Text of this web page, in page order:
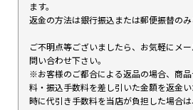
ます。
返金の方法は銀行振込または郵便振替のみ
ご不明点等ございましたら、お気軽にメ
問い合わせ下さい。
※お客様のご都合による返品の場合、商
料・振込手数料を差し引いた金額を返金
時に代引き手数料を当店が負担した場合